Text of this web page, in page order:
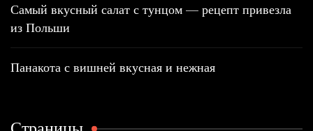
Самый вкусный салат с тунцом — рецепт привезла
из Польши
Панакота с вишней вкусная и нежная